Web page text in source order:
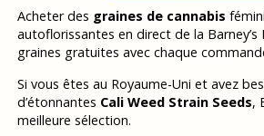
Acheter des graines de cannabis
autoflorissantes en direct de la Barney’s
graines gratuites avec chaque
Si vous êtes au Royaume-Uni et avez
d’étonnantes Cali Weed Strain Seeds,
meilleure sélection.